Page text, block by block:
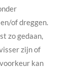
of dreggen.
zo gedaan,
zijn of
kan